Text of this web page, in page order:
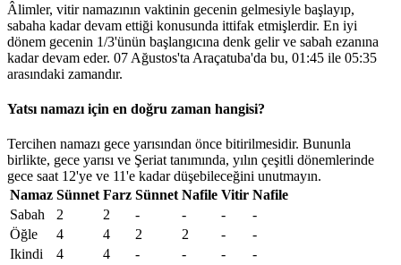
Âlimler, vitir namazının vaktinin gecenin gelmesiyle başlayıp,
sabaha kadar devam ettiği konusunda ittifak etmişlerdir. En iyi
dönem gecenin 1/3'ünün başlangıcına denk gelir ve sabah ezanına
kadar devam eder. 07 Ağustos'ta Araçatuba'da bu, 01:45 ile 05:35
arasındaki zamandır.
Yatsı namazı için en doğru zaman hangisi?
Tercihen namazı gece yarısından önce bitirilmesidir. Bununla
birlikte, gece yarısı ve Şeriat tanımında, yılın çeşitli dönemlerinde
gece saat 12'ye ve 11'e kadar düşebileceğini unutmayın.
Namaz Sünnet Farz Sünnet Nafile Vitir Nafile
Sabah
2 2 - - -
-
Öğle
4 4 2 2 -
-
Ikindi
4 4 - - -
-